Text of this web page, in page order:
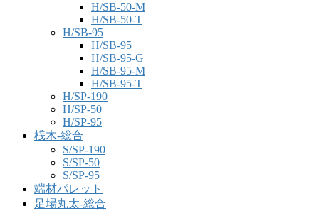
H/SB-50-M
H/SB-50-T
H/SB-95
H/SB-95
H/SB-95-G
H/SB-95-M
H/SB-95-T
H/SP-190
H/SP-50
H/SP-95
桟木-総合
S/SP-190
S/SP-50
S/SP-95
端材パレット
足場丸太-総合